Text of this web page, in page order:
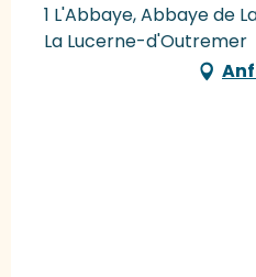
1 L'Abbaye, Abbaye de
La Lucerne-d'Outremer